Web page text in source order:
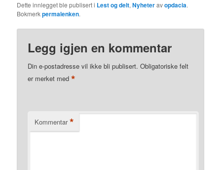
Dette innlegget ble publisert i Lest og delt,Nyheteravopdacia.
Bokmerkpermalenken.
Legg igjen en kommentar
Din e-postadresse vil ikke bli publisert. Obligatoriske felt
er merket med*
Kommentar *